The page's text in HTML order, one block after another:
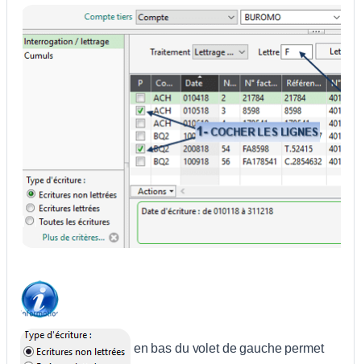
en bas du volet de gauche permet